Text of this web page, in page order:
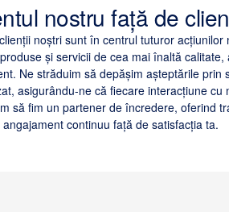
nostru față de
noștri sunt în centrul tuturor acțiunilor
și servicii de cea mai înaltă calitate,
Ne străduim să depășim așteptările prin
asigurându-ne că fiecare interacțiune cu
să fim un partener de încredere, oferind
continuu față de satisfacția ta.